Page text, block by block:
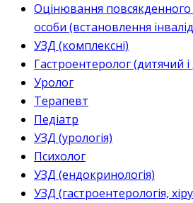
Оцінювання
особи (встановлення
УЗД (комплексні)
Гастроентеролог (дитячий
Уролог
Терапевт
Педіатр
УЗД (урологія)
Психолог
УЗД (ендокринологія)
УЗД (гастроентерологія,